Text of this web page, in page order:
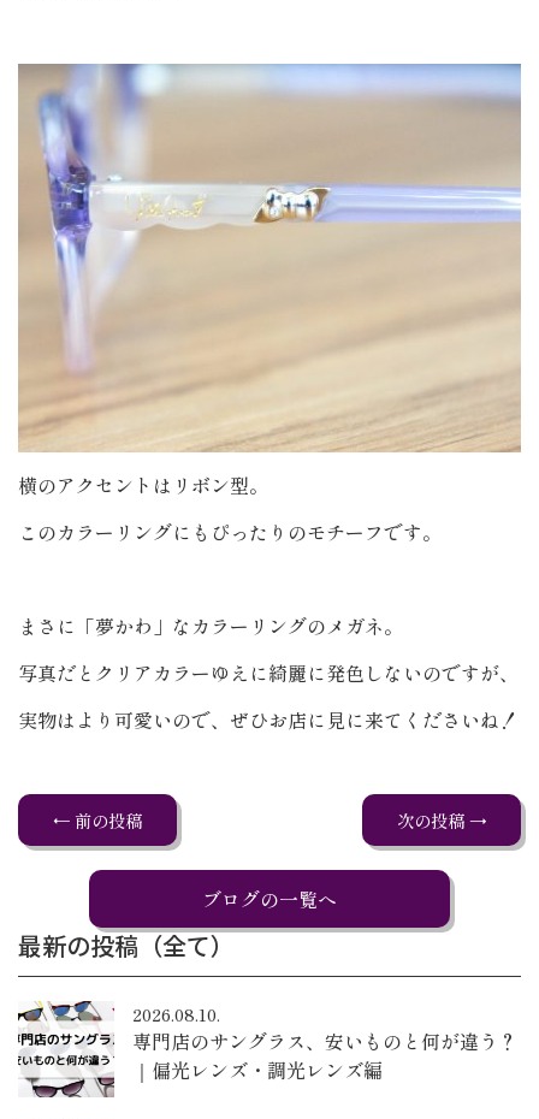
横のアクセントはリボン型。
このカラーリングにもぴったりのモチーフです。
まさに「夢かわ」なカラーリングのメガネ。
写真だとクリアカラーゆえに綺麗に発色しないのですが、
実物はより可愛いので、ぜひお店に見に来てくださいね！
← 前の投稿 次の投稿 →
ブログの一覧へ
最新の投稿（全て）
2026.08.10.
専門店のサングラス、安いものと何が違う？
｜偏光レンズ・調光レンズ編